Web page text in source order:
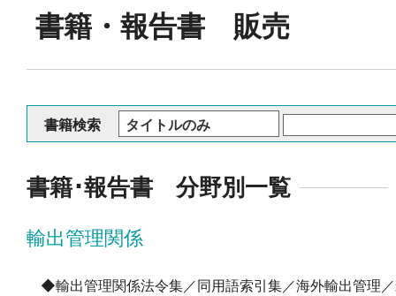
書籍・報告書 販売
書籍検索
書籍･報告書 分野別一覧
輸出管理関係
◆輸出管理関係法令集／同用語索引集／海外輸出管理